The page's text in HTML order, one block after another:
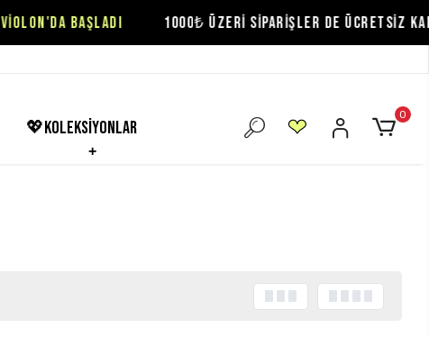
1000₺ ÜZERİ SİPARİŞLER DE ÜCRETSİZ KARGO FIRSATI!
💖koleksiyonlar
0